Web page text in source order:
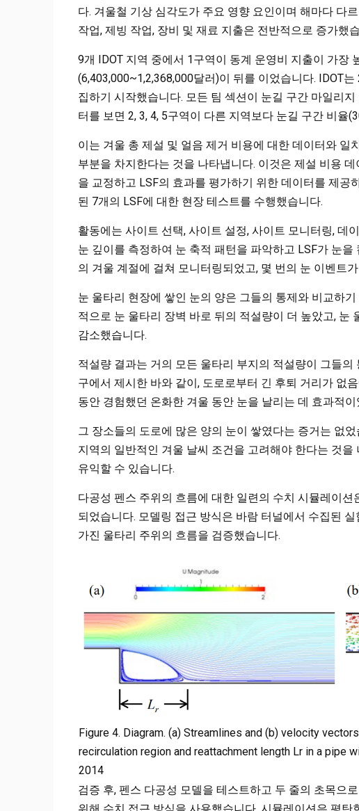
다. 겨울철 기상 심각도가 주요 영향 요인이며 해마다 다
작업, 제빙 작업, 장비 및 재료 지출은 전반적으로 증가했
9개 IDOT 지역 중에서 1구역이 동계 운영비 지출이 가장
(6,403,000~1,2,368,000달러)이 뒤를 이었습니다. IDOT
집하기 시작했습니다. 모든 팀 섹션이 눈길 구간 마일리
터를 보면 2, 3, 4, 5구역이 다른 지역보다 눈길 구간 비율
이는 겨울 총 제설 및 얼음 제거 비용에 대한 데이터와 일
부분을 차지한다는 것을 나타냅니다. 이것은 제설 비용
을 교정하고 LSF의 효과를 평가하기 위한 데이터를 제공
된 7개의 LSF에 대한 현장 테스트를 수행했습니다.
활동에는 사이트 선택, 사이트 설정, 사이트 모니터링, 데
눈 깊이를 측정하여 눈 축적 패턴을 파악하고 LSF가 눈
의 겨울 계절에 걸쳐 모니터링되었고, 몇 번의 눈 이벤트
눈 울타리 현장에 쌓인 눈의 양은 그들의 통제와 비교하
적으로 눈 울타리 장벽 바로 뒤의 적설량이 더 높았고,
감소했습니다.
적설량 결과는 거의 모든 울타리 부지의 적설량이 그들
구에서 제시한 바와 같이, 도로로부터 긴 후퇴 거리가 없
동안 경험했던 온화한 겨울 동안 눈을 날리는 데 효과적이
그 장소들의 도로에 많은 양의 눈이 쌓였다는 증거는 없
지역의 일반적인 겨울 날씨 조건을 고려해야 한다는 것을
유익할 수 있습니다.
다공성 펜스 주위의 흐름에 대한 일련의 수치 시뮬레이션
되었습니다. 모델링 접근 방식은 바람 터널에서 수집된
가진 울타리 주위의 흐름을 검증했습니다.
Figure 4. Diagram. (a) Streamlines and (b) velocity
recirculation region and reattachment length Lr in a pipe
2014
검증 후, 펜스 다공성 모델을 테스트하고 두 줄의 초목으